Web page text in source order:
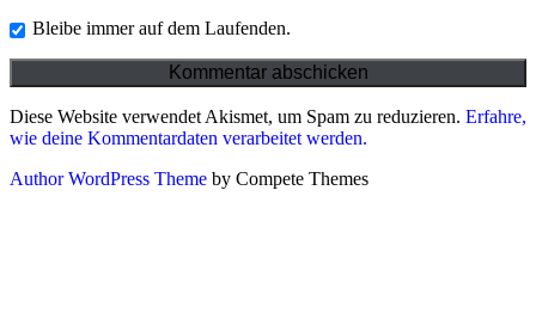
Bleibe immer auf dem Laufenden.
Diese Website verwendet Akismet, um Spam zu reduzieren. Erfahre,
wie deine Kommentardaten verarbeitet werden.
Author WordPress Theme by Compete Themes